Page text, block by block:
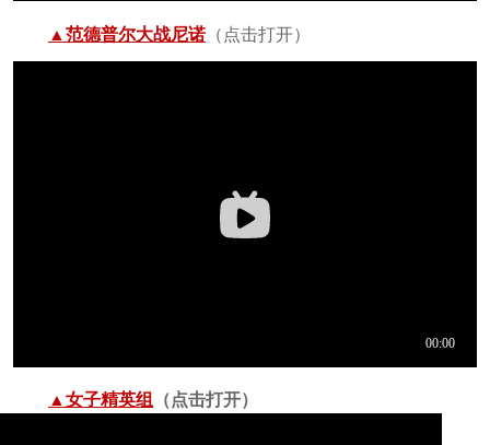
▲范德普尔大战尼诺（点击打开）
▲女子精英组 （点击打开）